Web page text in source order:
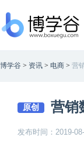
博学谷 > 资讯 > 电商 > 营
原创 营销
发布时间：2019-